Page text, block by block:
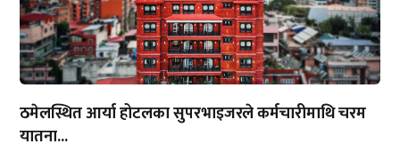
ठमेलस्थित आर्या होटलका सुपरभाइजरले कर्मचारीमाथि चरम
यातना...